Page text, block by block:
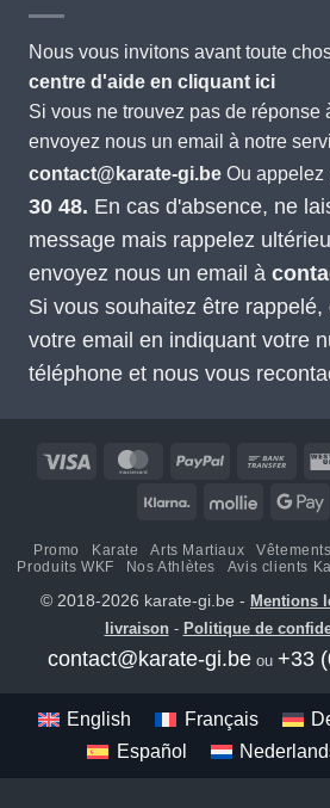
Nous vous invitons avant toute
centre d'aide en cliquant ici
Si vous ne trouvez pas de réponse
envoyez nous un email à notre
contact@karate-gi.be Ou appelez
30 48. En cas d'absence, ne
message mais rappelez
envoyez nous un email à
Si vous souhaitez être
votre email en indiquant votre
téléphone et nous vous
Visa MasterCardPayPal
Klarna Mollie
Promo Karate Arts Martiaux
Produits WKF
Nos Athlètes Avis clients
© 2018-2026 karate-gi.be - Mentions
livraison- Politique de
contact@karate-gi.beou +33
English Français
Español